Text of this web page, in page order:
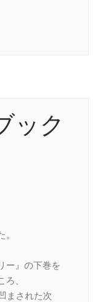
ック
ー』の下巻を
、
まされた次